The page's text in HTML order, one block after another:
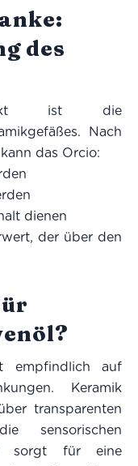
des
ist die
Nach
das Orcio:
dienen
der über den
empfindlich auf
Keramik
transparenten
sensorischen
sorgt für eine